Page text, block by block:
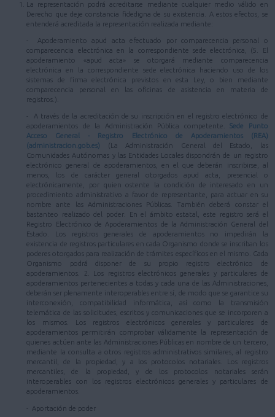
La representación podrá acreditarse mediante cualquier medio válido en
Derecho que deje constancia fidedigna de su existencia. A estos efectos, se
entenderá acreditada la representación realizada mediante:
- Apoderamiento apud acta efectuado por comparecencia personal o
comparecencia electrónica en la correspondiente sede electrónica, (5. El
apoderamiento «apud acta» se otorgará mediante comparecencia
electrónica en la correspondiente sede electrónica haciendo uso de los
sistemas de firma electrónica previstos en esta Ley, o bien mediante
comparecencia personal en las oficinas de asistencia en materia de
registros.).
- A través de la acreditación de su inscripción en el registro electrónico de
apoderamientos de la Administración Pública competente.Sede Punto
Acceso General - Registro Electrónico de Apoderamientos (REA)
(administracion.gob.es)
(La Administración General del Estado, las
Comunidades Autónomas y las Entidades Locales dispondrán de un registro
electrónico general de apoderamientos, en el que deberán inscribirse, al
menos, los de carácter general otorgados apud acta, presencial o
electrónicamente, por quien ostente la condición de interesado en un
procedimiento administrativo a favor de representante, para actuar en su
nombre ante las Administraciones Públicas. También deberá constar el
bastanteo realizado del poder. En el ámbito estatal, este registro será el
Registro Electrónico de Apoderamientos de la Administración General del
Estado. Los registros generales de apoderamientos no impedirán la
existencia de registros particulares en cada Organismo donde se inscriban los
poderes otorgados para realización de trámites específicos en el mismo. Cada
Organismo podrá disponer de su propio registro electrónico de
apoderamientos. 2. Los registros electrónicos generales y particulares de
apoderamientos pertenecientes a todas y cada una de las Administraciones,
deberán ser plenamente interoperables entre sí, de modo que se garantice su
interconexión, compatibilidad informática, así como la transmisión
telemática de las solicitudes, escritos y comunicaciones que se incorporen a
los mismos. Los registros electrónicos generales y particulares de
apoderamientos permitirán comprobar válidamente la representación de
quienes actúen ante las Administraciones Públicas en nombre de un tercero,
mediante la consulta a otros registros administrativos similares, al registro
mercantil, de la propiedad, y a los protocolos notariales. Los registros
mercantiles, de la propiedad, y de los protocolos notariales serán
interoperables con los registros electrónicos generales y particulares de
apoderamientos.
- Aportación de poder